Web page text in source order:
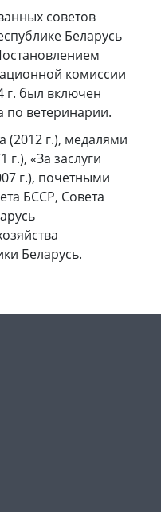
советов
Беларусь
комиссии
г. был включен
по ветеринарии.
г.), медалями
г.), «За заслуги
г.), почетными
БССР, Совета
Беларусь.